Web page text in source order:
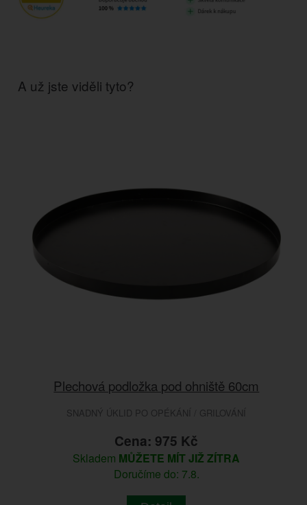
A už jste viděli tyto?
Plechová podložka pod ohniště 60cm
SNADNÝ ÚKLID PO OPÉKÁNÍ / GRILOVÁNÍ
Cena: 975 Kč
Skladem MŮŽETE MÍT JIŽ ZÍTRA
Doručíme do: 7.8.